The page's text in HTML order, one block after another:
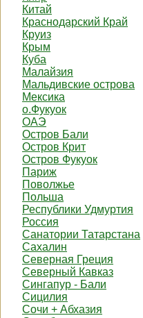
Китай
Краснодарский Край
Круиз
Крым
Куба
Малайзия
Мальдивские острова
Мексика
о.Фукуок
ОАЭ
Остров Бали
Остров Крит
Остров Фукуок
Париж
Поволжье
Польша
Республики Удмуртия
Россия
Санатории Татарстана
Сахалин
Северная Греция
Северный Кавказ
Сингапур - Бали
Сицилия
Сочи + Абхазия